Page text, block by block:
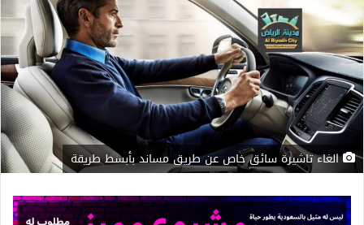
الغاء تاشيرة سائق خاص عن طريق مساند بأبسط طريقة